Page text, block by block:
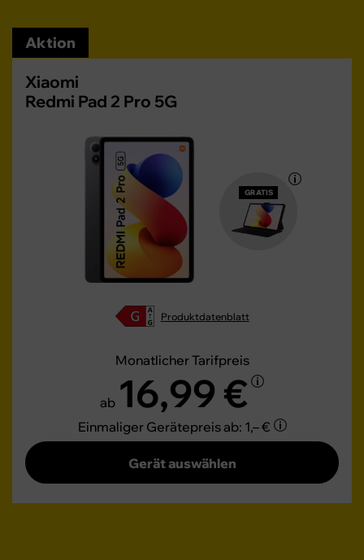
Aktion
Xiaomi
Redmi Pad 2 Pro 5G
GRATIS
Produktdatenblatt
Monatlicher Tarifpreis
ab 16,99 €
Einmaliger Gerätepreisab: 1,– €
Gerät auswählen